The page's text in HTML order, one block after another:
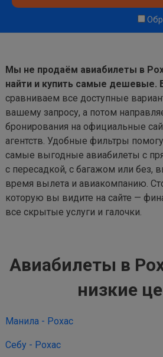
Мы не продаём авиабилеты в
найти и купить самые дешевые.
сравниваем все доступные
вашему запросу, а потом
бронирования на официальные
агентств. Удобные фильтры
самые выгодные авиабилеты с
с пересадкой, с багажом или без,
время вылета и авиакомпанию.
которую вы видите на сайте —
все скрытые услуги и галочки.
Авиабилеты в
низкие
Манила - Рохас
Себу - Рохас